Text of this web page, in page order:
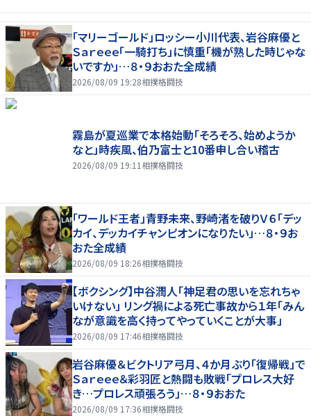
「マリーゴールド」ロッシー小川代表、岩谷麻優と
Ｓａｒｅｅｅ「一騎打ち」に慎重「機が熟した時じゃな
いですか」…８・９おおた全成績
2026/08/09 19:28相撲格闘技
霧島が夏巡業で本格始動「そろそろ、始めようか
なと」時疾風、伯乃富士と10番申し合い稽古
2026/08/09 19:11 相撲格闘技
「ワールド王者」青野未来、野崎渚を破りＶ６「デッ
カイ、デッカイチャンピオンになりたい」…８・９お
おた全成績
2026/08/09 18:26相撲格闘技
【ボクシング】中谷潤人「神足君の思いを忘れちゃ
いけない」 リング禍による死亡事故から１年「みん
なが意識を高く持ってやっていくことが大事」
2026/08/09 17:46相撲格闘技
岩谷麻優＆ビクトリア弓月、４か月ぶり「復帰戦」で
Ｓａｒｅｅｅ＆彩羽匠と熱闘も敗戦「プロレス大好
き…プロレス頑張ろう」…８・９おおた
2026/08/09 17:36相撲格闘技